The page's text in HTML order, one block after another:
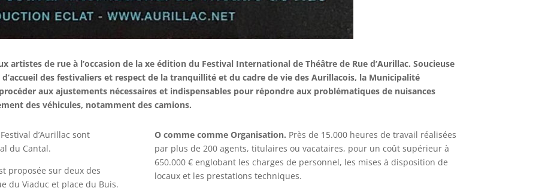
artistes de rue à l’occasion de la xe édition du Festival International de Théâtre de Rue d’Aurillac. Soucieuse
des festivaliers et respect de la tranquillité et du cadre de vie des Aurillacois, la Municipalité
aux ajustements nécessaires et indispensables pour répondre aux problématiques de nuisances
des véhicules, notamment des camions.
d’Aurillac sont
du Cantal.
proposée sur deux des
du Viaduc et place du Buis.
O comme comme Organisation. Près de 15.000 heures de travail réalisées
par plus de 200 agents, titulaires ou vacataires, pour un coût supérieur à
650.000 € englobant les charges de personnel, les mises à disposition de
locaux et les prestations techniques.